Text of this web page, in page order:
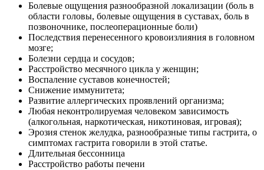
Болевые ощущения разнообразной локализации (боль в
области головы, болевые ощущения в суставах, боль в
позвоночнике, послеоперационные боли)
Последствия перенесенного кровоизлияния в головном
мозге;
Болезни сердца и сосудов;
Расстройство месячного цикла у женщин;
Воспаление суставов конечностей;
Снижение иммунитета;
Развитие аллергических проявлений организма;
Любая неконтролируемая человеком зависимость
(алкогольная, наркотическая, никотиновая, игровая);
Эрозия стенок желудка, разнообразные типы гастрита, о
симптомах гастрита говорили в этой статье.
Длительная бессонница
Расстройство работы печени